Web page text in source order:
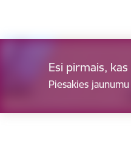
Esi pirmais, kas
Piesakies